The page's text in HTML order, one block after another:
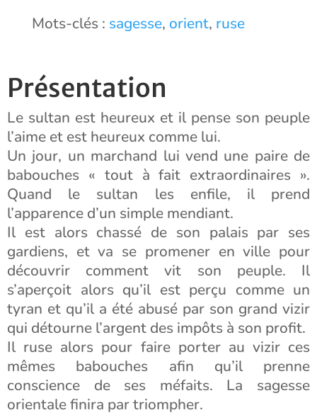
Mots-clés : sagesse, orient, ruse
Présentation
Le sultan est heureux et il pense son peuple
l’aime et est heureux comme lui.
Un jour, un marchand lui vend une paire de
babouches « tout à fait extraordinaires ».
Quand le sultan les enfile, il prend
l’apparence d’un simple mendiant.
Il est alors chassé de son palais par ses
gardiens, et va se promener en ville pour
découvrir comment vit son peuple. Il
s’aperçoit alors qu’il est perçu comme un
tyran et qu’il a été abusé par son grand vizir
qui détourne l’argent des impôts à son profit.
Il ruse alors pour faire porter au vizir ces
mêmes babouches afin qu’il prenne
conscience de ses méfaits. La sagesse
orientale finira par triompher.